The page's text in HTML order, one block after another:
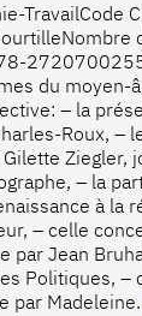
TravailCode
du moyen-
– la
Roux, –
Ziegler,
– la
à la
– celle
par Jean
Politiques,
par